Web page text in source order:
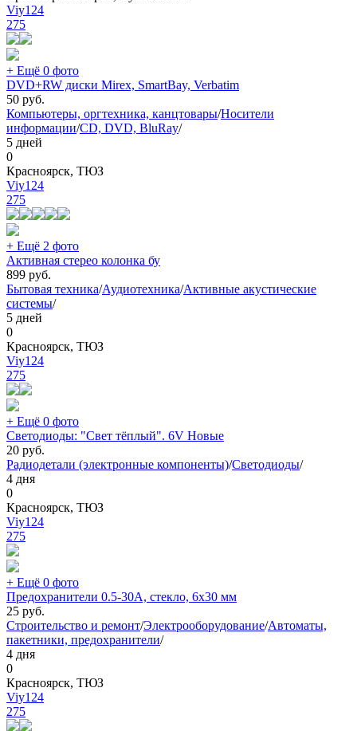
Viy124
275
+ Ещё 0 фото
DVD+RW диски Mirex, SmartBay, Verbatim
50 руб.
Компьютеры, оргтехника, канцтовары/Носители
информации/CD, DVD, BluRay/
5 дней
0
Красноярск, ТЮЗ
Viy124
275
+ Ещё 2 фото
Активная стерео колонка бу
899 руб.
Бытовая техника/Аудиотехника/Активные акустические
системы/
5 дней
0
Красноярск, ТЮЗ
Viy124
275
+ Ещё 0 фото
Светодиоды: "Свет тёплый". 6V Новые
20 руб.
Радиодетали (электронные компоненты)/Светодиоды/
4 дня
0
Красноярск, ТЮЗ
Viy124
275
+ Ещё 0 фото
Предохранители 0.5-30А, стекло, 6х30 мм
25 руб.
Строительство и ремонт/Электрооборудование/Автоматы,
пакетники, предохранители/
4 дня
0
Красноярск, ТЮЗ
Viy124
275